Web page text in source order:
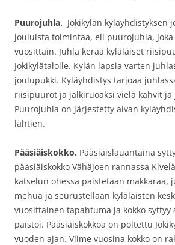
Puurojuhla. Jokikylän kyläyhdistyksen
jouluista toimintaa, eli puurojuhla,
vuosittain. Juhla kerää kyläläiset
Jokikylätalolle. Kylän lapsia varten
joulupukki. Kyläyhdistys tarjoaa
riisipuurot ja jälkiruoaksi vielä kahvit
Puurojuhla on järjestetty aivan
lähtien.
Pääsiäiskokko. Pääsiäislauantaina
pääsiäiskokko Vähäjoen rannassa
katselun ohessa paistetaan makkaraa,
mehua ja seurustellaan kyläläisten
vuosittainen tapahtuma ja kokko syttyy
paistoi. Pääsiäiskokkoa on poltettu
vuoden ajan. Viime vuosina kokko on